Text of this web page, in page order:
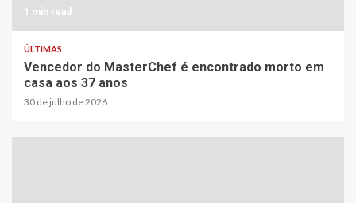
1 min read
ÚLTIMAS
Vencedor do MasterChef é encontrado morto em
casa aos 37 anos
30 de julho de 2026